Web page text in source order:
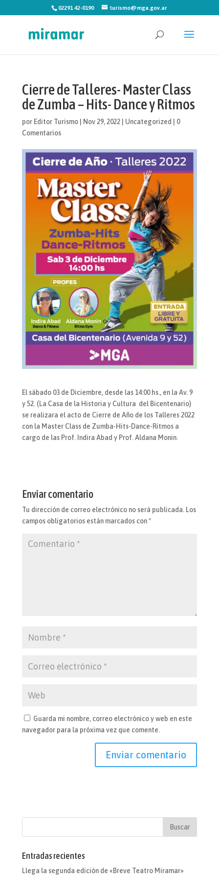
02291 42-0190 turismo@mga.gov.ar
Cierre de Talleres- Master Class
de Zumba – Hits- Dance y Ritmos
por Editor Turismo| Nov 29, 2022| Uncategorized
0
Comentarios
El sábado 03 de Diciembre, desde las 14:00 hs., en la Av. 9
y 52. (La Casa de la Historia y Cultura del Bicentenario)
se realizara el acto de Cierre de Año de los Talleres 2022
con la Master Class de Zumba-Hits-Dance-Ritmos a
cargo de las Prof. Indira Abad y Prof. Aldana Monin.
Enviar comentario
Tu dirección de correo electrónico no será publicada. Los
campos obligatorios están marcados con*
Guarda mi nombre, correo electrónico y web en este
navegador para la próxima vez que comente.
Entradas recientes
Llega la segunda edición de «Breve Teatro Miramar»